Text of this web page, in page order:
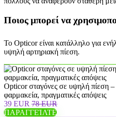
Ποιος μπορεί να
Το Opticor είναι κατάλληλο για
υψηλή αρτηριακή πίεση.
Opticor σταγόνες σε υψηλή πίεση –
φαρμακεία, πραγματικές απόψεις
39 EUR 78 EUR
ΠΑΡΑΓΓΕΊΛΤΕ